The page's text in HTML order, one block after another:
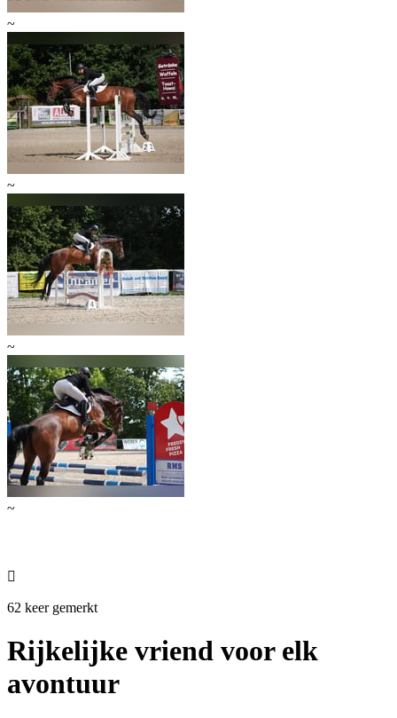
~
~
~
~

62 keer gemerkt
Rijkelijke vriend voor elk
avontuur